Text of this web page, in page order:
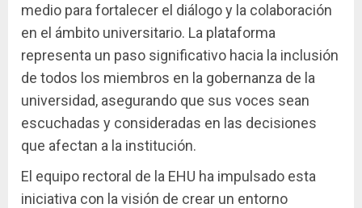
medio para fortalecer el diálogo y la colaboración
en el ámbito universitario. La plataforma
representa un paso significativo hacia la inclusión
de todos los miembros en la gobernanza de la
universidad, asegurando que sus voces sean
escuchadas y consideradas en las decisiones
que afectan a la institución.
El equipo rectoral de la EHU ha impulsado esta
iniciativa con la visión de crear un entorno